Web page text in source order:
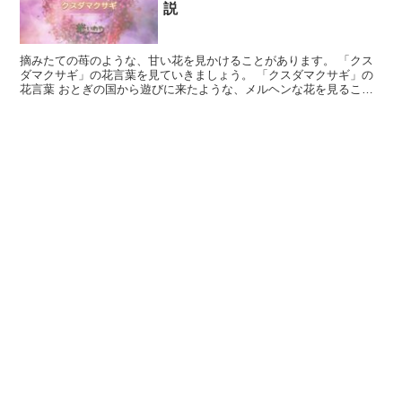
説
摘みたての苺のような、甘い花を見かけることがあります。 「クス
ダマクサギ」の花言葉を見ていきましょう。 「クスダマクサギ」の
花言葉 おとぎの国から遊びに来たような、メルヘンな花を見ること